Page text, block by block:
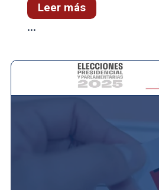
Leer más
...